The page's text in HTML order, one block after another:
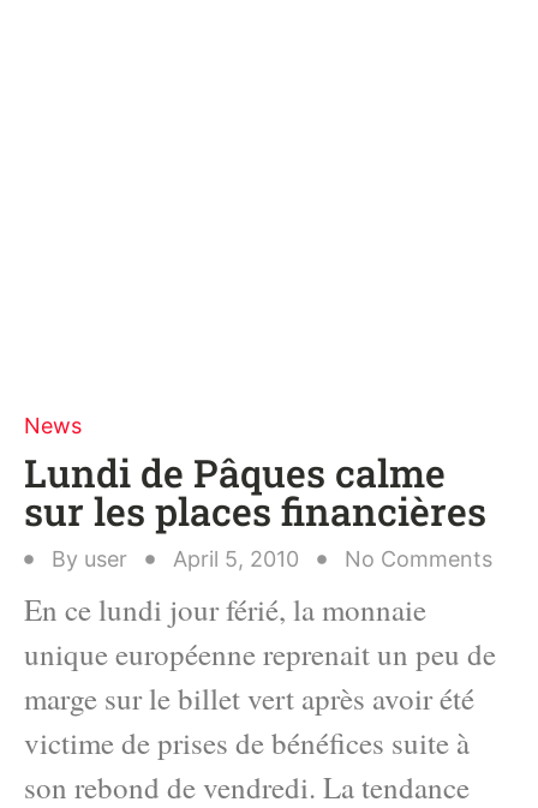
News
Lundi de Pâques calme
sur les places financières
By user April 5, 2010 No Comments
En ce lundi jour férié, la monnaie
unique européenne reprenait un peu de
marge sur le billet vert après avoir été
victime de prises de bénéfices suite à
son rebond de vendredi. La tendance